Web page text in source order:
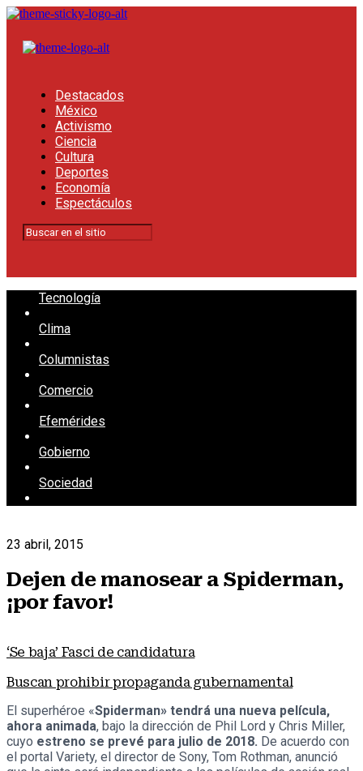
Destacados
México
Activismo
Ciencia
Cultura
Deportes
Economía
Espectáculos
Tecnología
Clima
Columnistas
Comercio
Efemérides
Gobierno
Sociedad
23 abril, 2015
Dejen de manosear a Spiderman,
¡por favor!
‘Se baja’ Fasci de candidatura
Buscan prohibir propaganda gubernamental
El superhéroe «Spiderman» tendrá una nueva película,
ahora animada, bajo la dirección de Phil Lord y Chris Miller,
cuyo estreno se prevé para julio de 2018. De acuerdo con
el portal Variety, el director de Sony, Tom Rothman, anunció